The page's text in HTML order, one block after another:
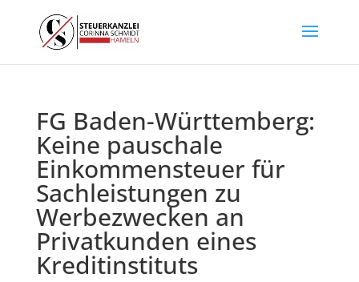
FG Baden-Württemberg:
Keine pauschale
Einkommensteuer für
Sachleistungen zu
Werbezwecken an
Privatkunden eines
Kreditinstituts